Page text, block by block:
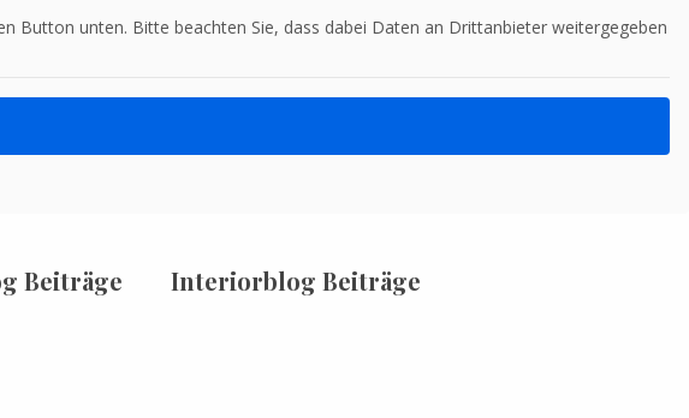
Button unten. Bitte beachten Sie, dass dabei Daten an Drittanbieter weitergegeben
Beiträge Interiorblog Beiträge